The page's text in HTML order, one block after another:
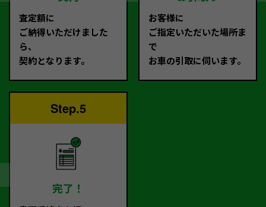
査定額に
ご納得いただけました
ら、
契約となります。
お客様に
ご指定いただいた場所ま
で
お車の引取に伺います。
Step.5
完了！